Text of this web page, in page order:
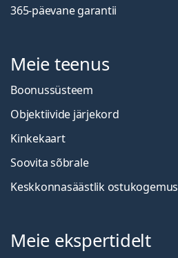
365-päevane garantii
Meie teenus
Boonussüsteem
Objektiivide järjekord
Kinkekaart
Soovita sõbrale
Keskkonnasäästlik ostukogemus
Meie ekspertidelt